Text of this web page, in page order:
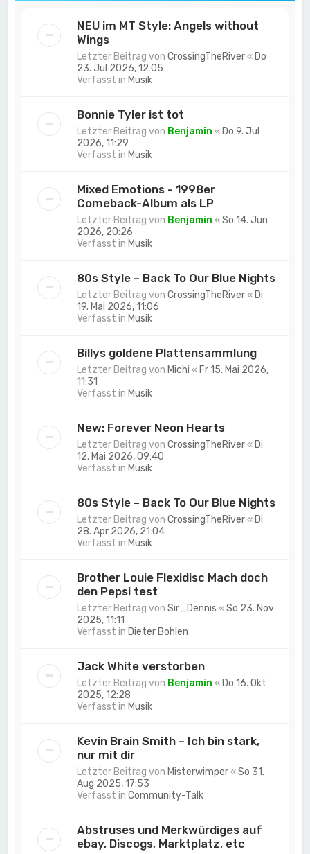
NEU im MT Style: Angels without
Wings
Letzter Beitrag vonCrossingTheRiver« Do
23. Jul 2026, 12:05
Verfasst in Musik
Bonnie Tyler ist tot
Letzter Beitrag von Benjamin « Do 9. Jul
2026, 11:29
Verfasst in Musik
Mixed Emotions - 1998er
Comeback-Album als LP
Letzter Beitrag von Benjamin «So 14. Jun
2026, 20:26
Verfasst in Musik
80s Style – Back To Our Blue Nights
Letzter Beitrag vonCrossingTheRiver« Di
19. Mai 2026, 11:06
Verfasst in Musik
Billys goldene Plattensammlung
Letzter Beitrag von Michi « Fr 15. Mai 2026,
11:31
Verfasst in Musik
New: Forever Neon Hearts
Letzter Beitrag vonCrossingTheRiver« Di
12. Mai 2026, 09:40
Verfasst in Musik
80s Style – Back To Our Blue Nights
Letzter Beitrag vonCrossingTheRiver« Di
28. Apr 2026, 21:04
Verfasst in Musik
Brother Louie Flexidisc Mach doch
den Pepsi test
Letzter Beitrag vonSir_Dennis «So 23. Nov
2025, 11:11
Verfasst in Dieter Bohlen
Jack White verstorben
Letzter Beitrag von Benjamin « Do 16. Okt
2025, 12:28
Verfasst in Musik
Kevin Brain Smith – Ich bin stark,
nur mit dir
Letzter Beitrag von Misterwimper«So 31.
Aug 2025, 17:53
Verfasst inCommunity-Talk
Abstruses und Merkwürdiges auf
ebay, Discogs, Marktplatz, etc